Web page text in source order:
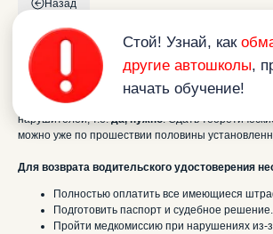
Назад
Нужно ли сдавать
на права после
Многие водители спорят, нужно ли повторно
их лишения. По закону, проверка знаний теории
нарушителей, т.е.да, нужно. Сдать
можно уже по прошествии половины
Для возврата водительского удостоверения
Полностью оплатить все имеющиеся
Подготовить паспорт и судебное решение.
Пройти медкомиссию при нарушениях из-